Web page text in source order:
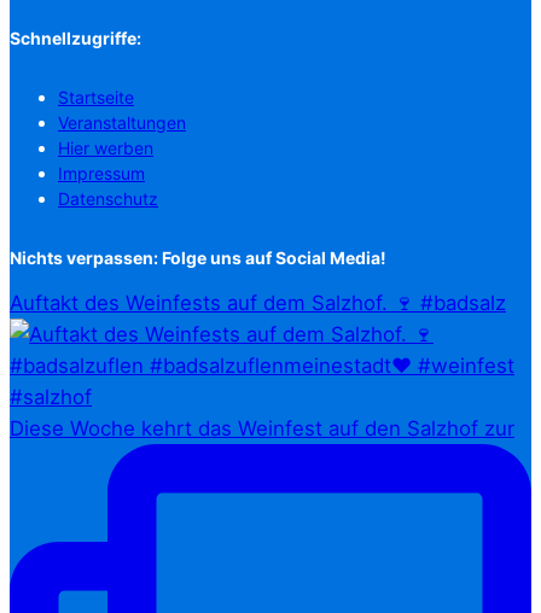
Schnellzugriffe:
Startseite
Veranstaltungen
Hier werben
Impressum
Datenschutz
Nichts verpassen: Folge uns auf Social Media!
Auftakt des Weinfests auf dem Salzhof. 🍷 #badsalz
Diese Woche kehrt das Weinfest auf den Salzhof zur